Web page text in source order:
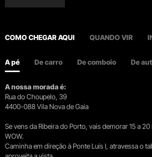
COMO CHEGAR AQUI QUANDO VIR
A pé De carro De comboio De
A nossa morada é:
Rua do Choupelo, 39
4400-088 Vila Nova de Gaia
Se vens da Ribeira do Porto, vais demorar 15 a
WOW.
Caminha em direção à Ponte Luís I, atravessa o